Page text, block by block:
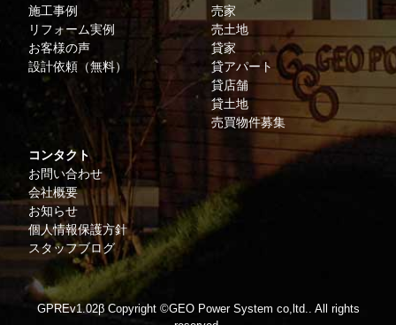
施工事例
リフォーム実例
お客様の声
設計依頼（無料）
売家
売土地
貸家
貸アパート
貸店舗
貸土地
売買物件募集
コンタクト
お問い合わせ
会社概要
お知らせ
個人情報保護方針
スタッフブログ
GPREv1.02β Copyright ©GEO Power System co,ltd..
All rights